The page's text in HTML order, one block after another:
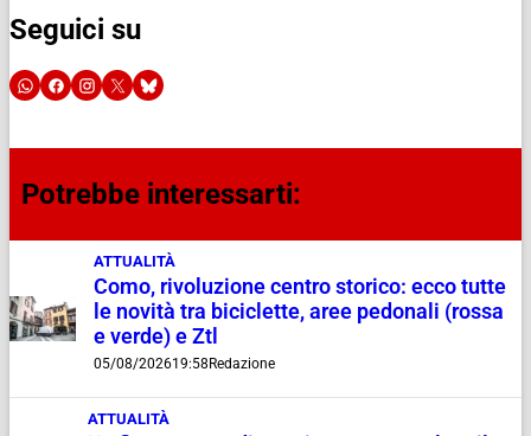
Seguici su
Potrebbe interessarti:
ATTUALITÀ
Como, rivoluzione centro storico: ecco tutte
le novità tra biciclette, aree pedonali (rossa
e verde) e Ztl
05/08/202619:58 Redazione
ATTUALITÀ